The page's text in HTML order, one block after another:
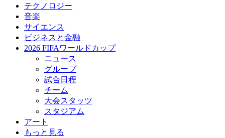
テクノロジー
音楽
サイエンス
ビジネスと金融
2026 FIFAワールドカップ
ニュース
グループ
試合日程
チーム
大会スタッツ
スタジアム
アート
もっと見る